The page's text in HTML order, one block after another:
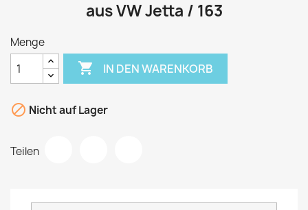
aus VW Jetta / 163
Menge
 IN DEN WARENKORB
 Nicht auf Lager
Teilen